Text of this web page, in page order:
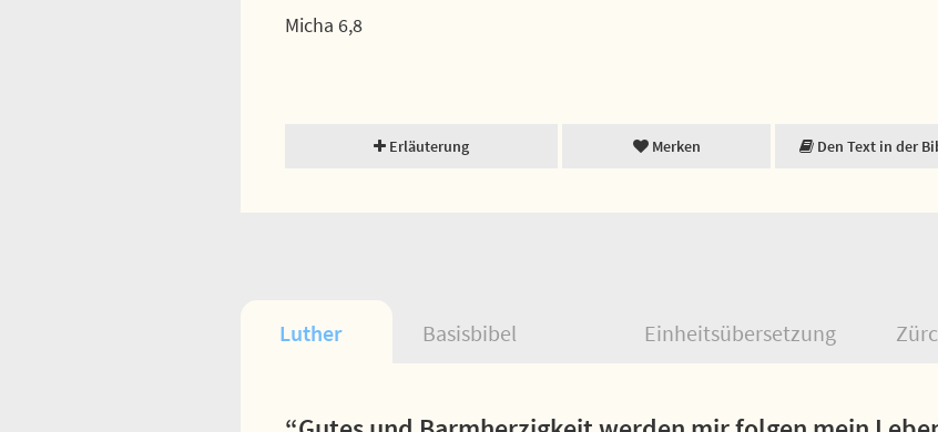
Micha 6,8
Erläuterung Merken Den Text in der
Luther Basisbibel Einheitsübersetzung